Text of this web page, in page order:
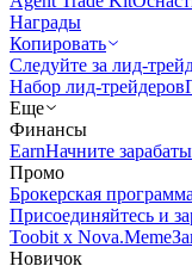
Награды
Копировать
Следуйте за лид-
Набор лид-трейдеров
Еще
Финансы
EarnНачните
Промо
Брокерская программа
Присоединяйтесь и
Toobit x Nova.Meme
Новичок